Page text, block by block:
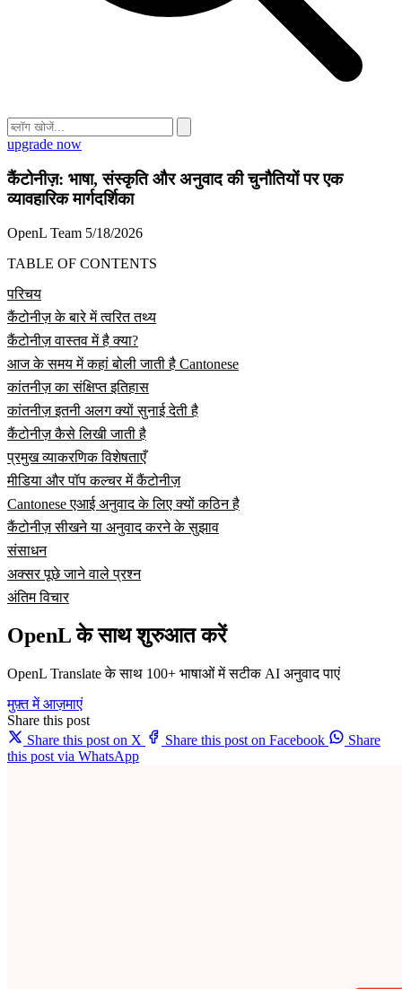
upgrade now
कैंटोनीज़: भाषा, संस्कृति और अनुवाद की चुनौतियों पर एक
व्यावहारिक मार्गदर्शिका
OpenL Team 5/18/2026
TABLE OF CONTENTS
परिचय
कैंटोनीज़ के बारे में त्वरित तथ्य
कैंटोनीज़ वास्तव में है क्या?
आज के समय में कहां बोली जाती है Cantonese
कांतनीज़ का संक्षिप्त इतिहास
कांतनीज़ इतनी अलग क्यों सुनाई देती है
कैंटोनीज़ कैसे लिखी जाती है
प्रमुख व्याकरणिक विशेषताएँ
मीडिया और पॉप कल्चर में कैंटोनीज़
Cantonese एआई अनुवाद के लिए क्यों कठिन है
कैंटोनीज़ सीखने या अनुवाद करने के सुझाव
संसाधन
अक्सर पूछे जाने वाले प्रश्न
अंतिम विचार
OpenL के साथ शुरुआत करें
OpenL Translate के साथ 100+ भाषाओं में सटीक AI अनुवाद पाएं
मुफ़्त में आज़माएं
Share this post
Share this post on X
Share this post on Facebook
Share
this post via WhatsApp